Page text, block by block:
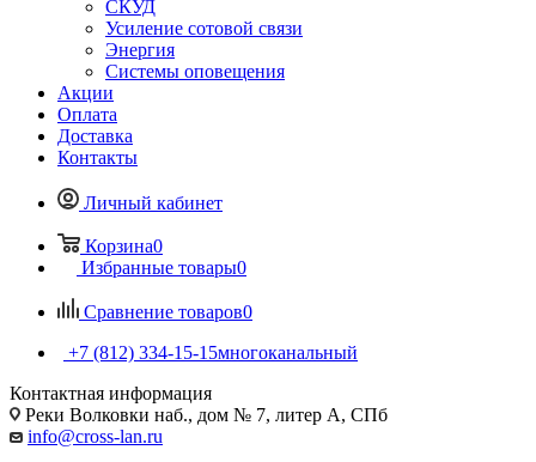
СКУД
Усиление сотовой связи
Энергия
Системы оповещения
Акции
Оплата
Доставка
Контакты
Личный кабинет
Корзина0
Избранные товары0
Сравнение товаров0
+7 (812) 334-15-15многоканальный
Контактная информация
Реки Волковки наб., дом № 7, литер А, СПб
info@cross-lan.ru